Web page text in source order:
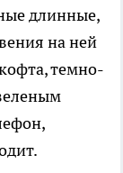
длинные,
на ней
темно-